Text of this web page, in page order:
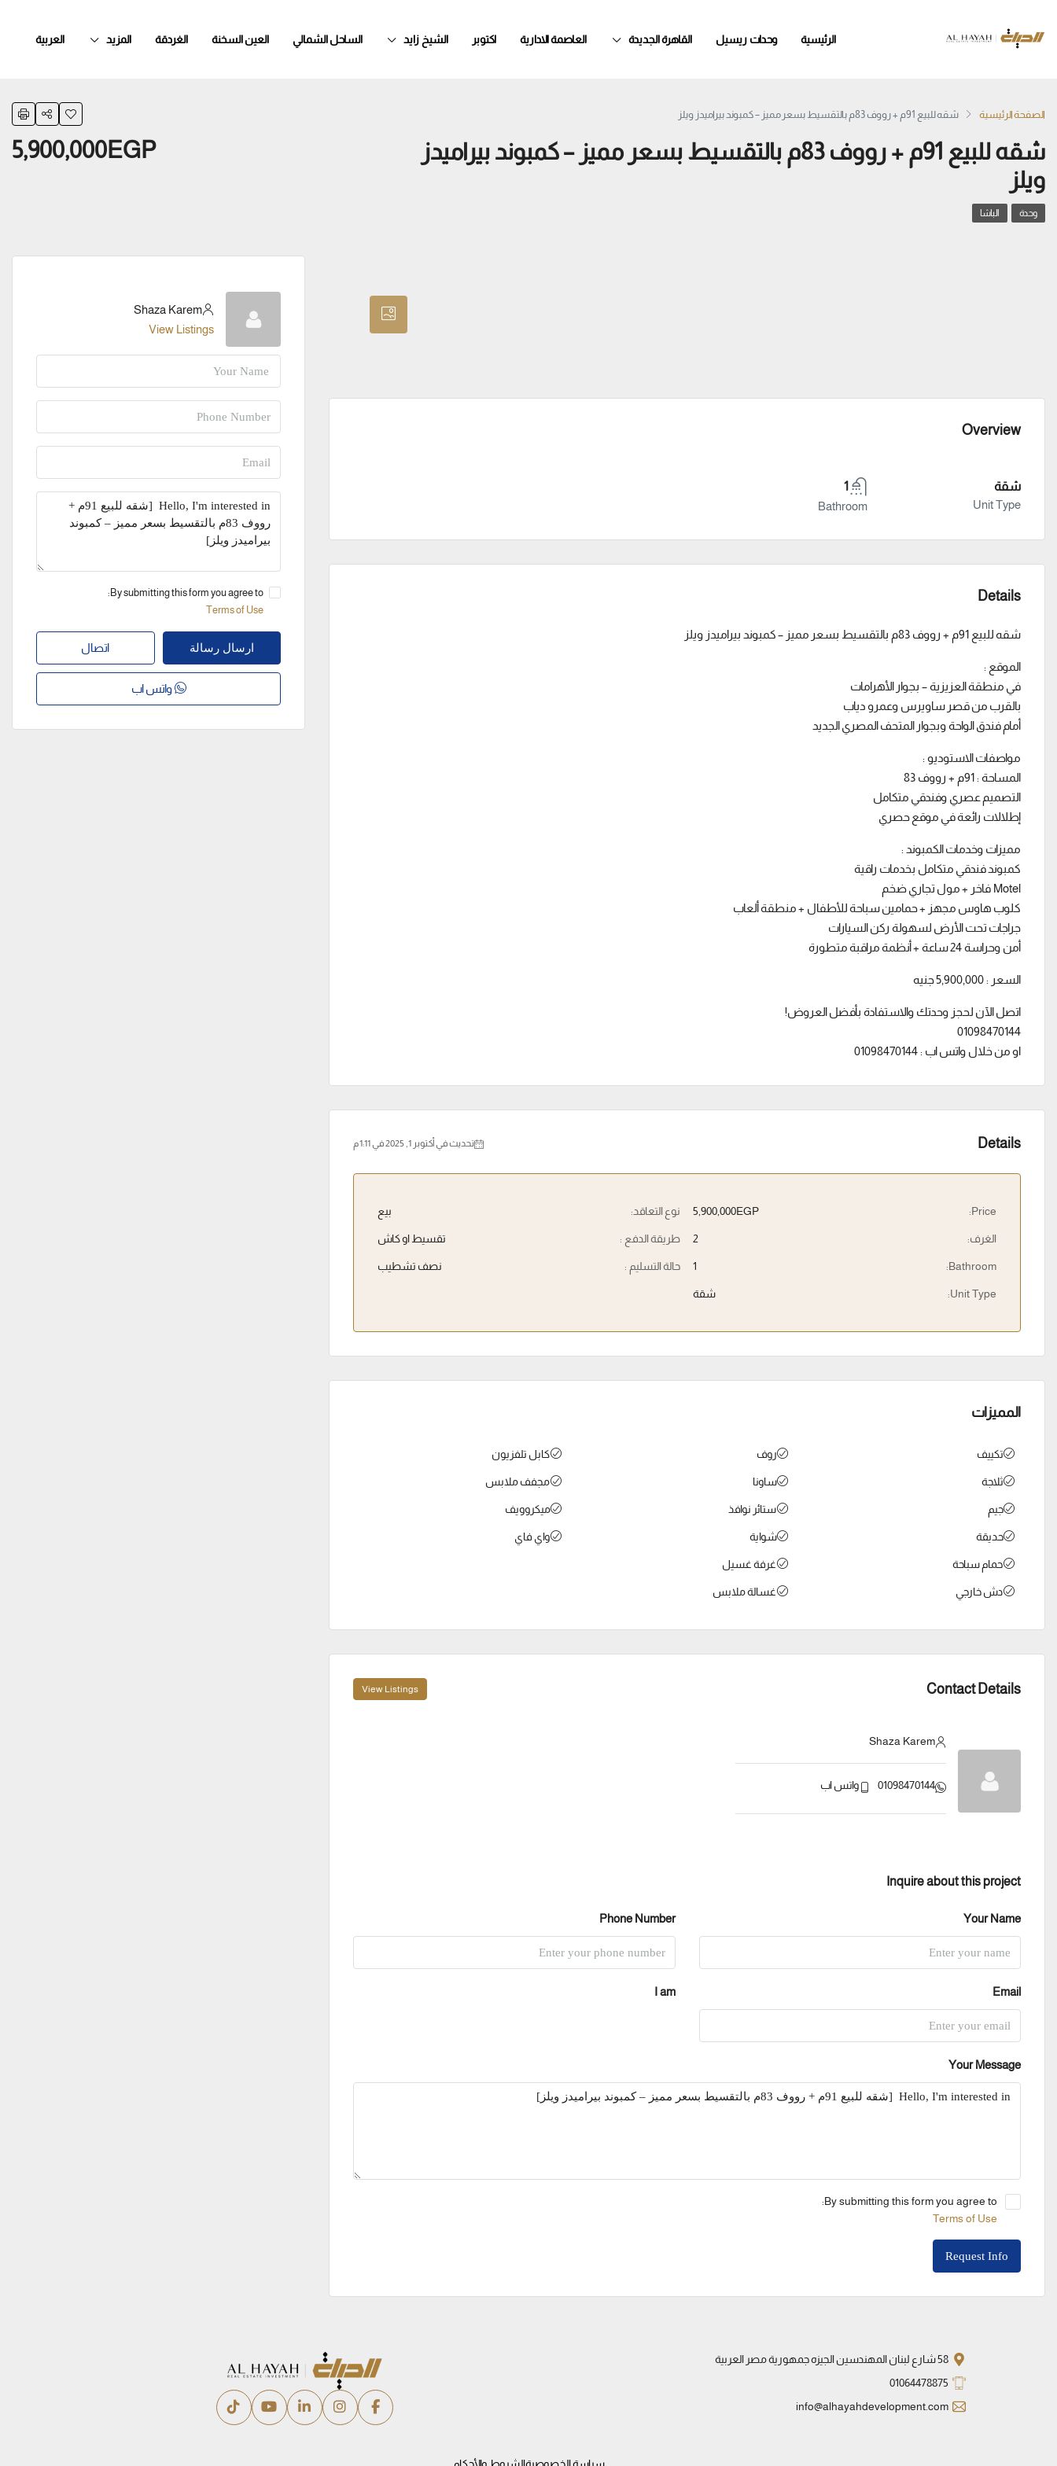
الرئيسية وحدات ريسيل القاهرة الجديدة العاصمة الادارية اكتوبر الشيخ زايد الساحل الشمالي العين السخنة الغردقة المزيد العربية
الصفحة الرئيسية شقه للبيع 91م + رووف 83م بالتقسيط بسعر مميز – كمبوند بيراميدز ويلز
شقه للبيع 91م + رووف 83م بالتقسيط بسعر مميز – كمبوند بيراميدز
ويلز
5,900,000EGP
وحدة الباشا
Overview
شقة
Unit Type
1
Bathroom
Details
شقه للبيع 91م + رووف 83م بالتقسيط بسعر مميز – كمبوند بيراميدز ويلز
الموقع :
في منطقة العزيزية – بجوار الأهرامات
بالقرب من قصر ساويرس وعمرو دياب
أمام فندق الواحة وبجوار المتحف المصري الجديد
مواصفات الاستوديو :
المساحة : 91م + رووف 83
التصميم عصري وفندقي متكامل
إطلالات رائعة في موقع حصري
مميزات وخدمات الكمبوند :
كمبوند فندقي متكامل بخدمات راقية
Motel فاخر + مول تجاري ضخم
كلوب هاوس مجهز + حمامين سباحة للأطفال + منطقة ألعاب
جراجات تحت الأرض لسهولة ركن السيارات
أمن وحراسة 24 ساعة + أنظمة مراقبة متطورة
السعر : 5,900,000 جنيه
اتصل الآن لحجز وحدتك والاستفادة بأفضل العروض!
01098470144
او من خلال واتس اب : 01098470144
Details تحديث في أكتوبر 1, 2025 في 1:11 م
Price:
5,900,000EGP
الغرف: 2
Bathroom:
1
Unit Type: شقة
نوع التعاقد: بيع
طريقة الدفع : تقسيط او كاش
حالة التسليم : نصف تشطيب
المميزات
تكييف
ثلاجة
جيم
حديقة
حمام سباحة
دش خارجي
روف
ساونا
ستائر نوافذ
شواية
غرفة غسيل
غسالة ملابس
كابل تلفزيون
مجفف ملابس
ميكروويف
واي فاي
Contact Details
View Listings
Shaza Karem
01098470144 واتس اب
Inquire about this project
Your Name
Phone Number
Email
I am
Your Message
By submitting this form you agree to:
Terms of Use
Request Info
Shaza Karem
View Listings
By submitting this form you agree to:
Terms of Use
ارسال رسالة اتصال
واتس اب
58 شارع لبنان المهندسين الجيزه جمهورية مصر العربية
01064478875
info@alhayahdevelopment.com
سياسة الخصوصيةالشروط والأحكام